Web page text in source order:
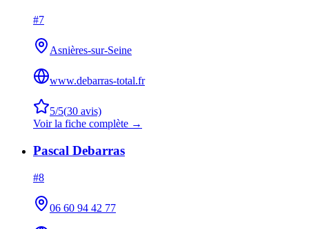
#7
Asnières-sur-Seine
www.debarras-total.fr
5/5(30 avis)
Voir la fiche complète →
Pascal Debarras
#8
06 60 94 42 77